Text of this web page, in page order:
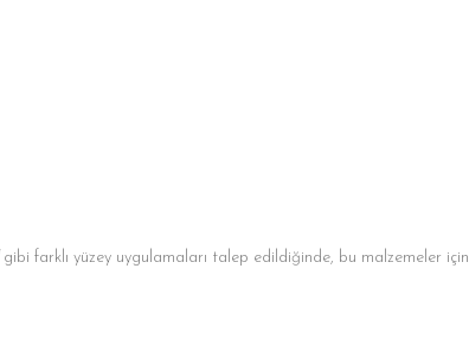
gibi farklı yüzey uygulamaları talep edildiğinde, bu malzemeler için